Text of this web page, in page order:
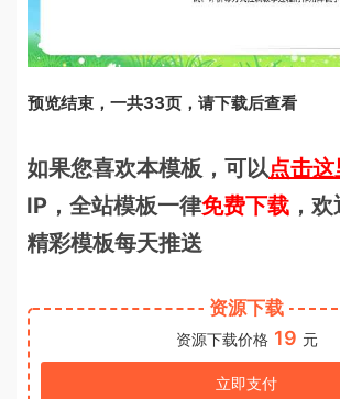
预览结束，一共33页，请下载后查看
如果您喜欢本模板，可以点击这
IP，全站模板一律免费下载 ，
精彩模板每天推送
资源下载
资源下载价格 19 元
立即支付